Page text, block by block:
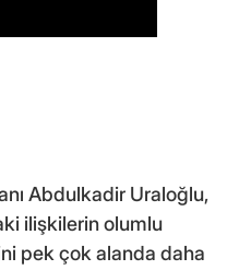
Abdulkadir Uraloğlu,
ilişkilerin olumlu
pek çok alanda daha